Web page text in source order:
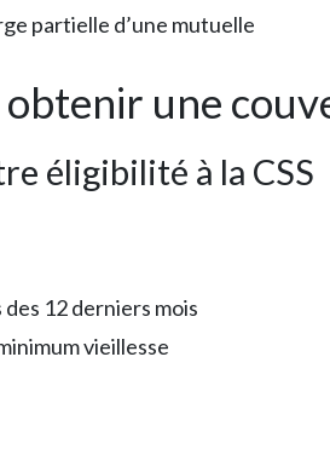
partielle d’une mutuelle
une
éligibilité à la CSS
12 derniers mois
vieillesse